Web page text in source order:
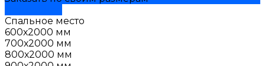
Спальное место
600х2000 мм
700х2000 мм
800х2000 мм